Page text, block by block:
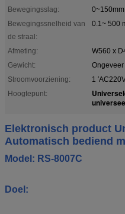
Bewegingsslag:
0~150mm
Bewegingssnelheid van
de straal:
0.1~ 500
Afmeting:
W560 x
Gewicht:
Stroomvoorziening:
1
Hoogtepunt:
Elektronisch product
Automatisch bediend
Model: RS-8007C
Doel: